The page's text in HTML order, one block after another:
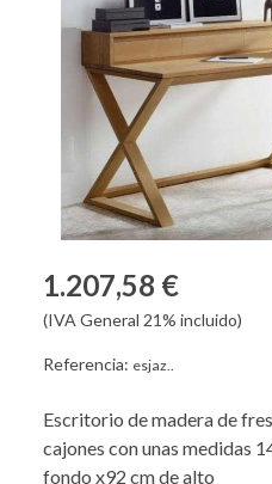
1.207,58 €
(IVA General 21% incluido)
Referencia: esjaz..
Escritorio de madera de
cajones con unas medidas
fondo x92 cm de alto